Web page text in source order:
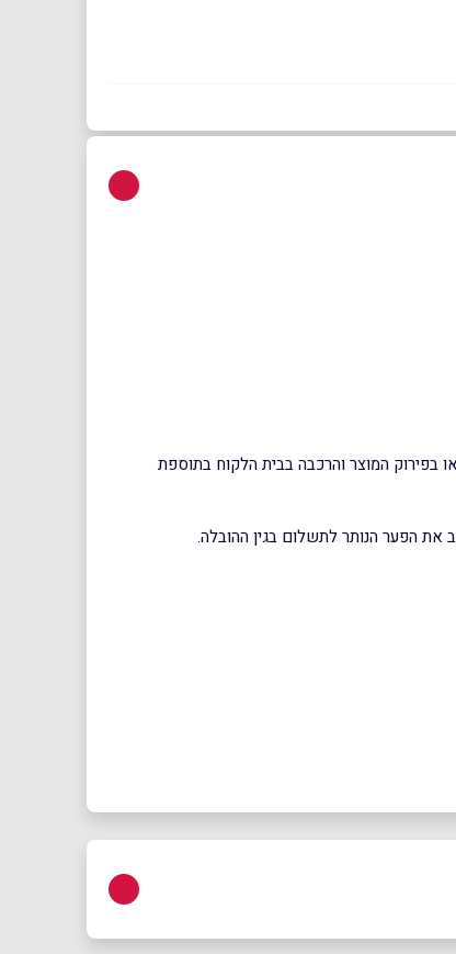
בפירוק המוצר והרכבה בבית הלקוח בתוספת
הפער הנותר לתשלום בגין ההובלה.